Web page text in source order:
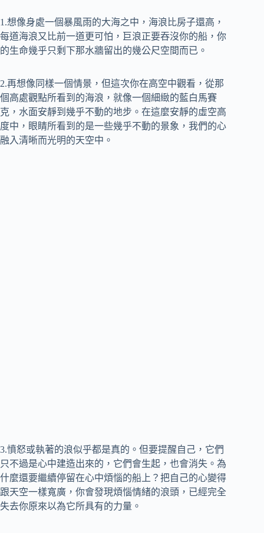
1.想像身處一個暴風雨的大海之中，海浪比房子還高，
每道海浪又比前一道更可怕，巨浪正要吞沒你的船，你
的生命幾乎只剩下那水牆留出的幾公尺空間而已。
2.再想像同樣一個情景，但這次你在高空中觀看，從那
個高處觀點所看到的海浪，就像一個細緻的藍白馬賽
克，水面安靜到幾乎不動的地步。在這麼安靜的虛空高
度中，眼睛所看到的是一些幾乎不動的景象，我們的心
融入清晰而光明的天空中。
3.憤怒或執著的浪似乎都是真的。但要提醒自己，它們
只不過是心中建造出來的，它們會生起，也會消失。為
什麼還要繼續停留在心中煩惱的船上？把自己的心變得
跟天空一樣寬廣，你會發現煩惱情緒的浪頭，已經完全
失去你原來以為它所具有的力量。